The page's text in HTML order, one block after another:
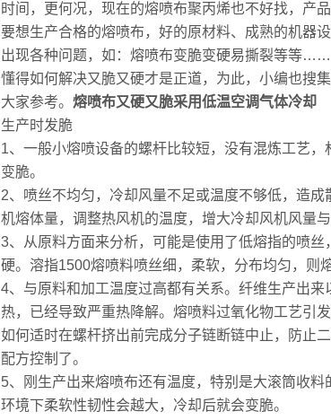
时间，更何况，现在的熔喷布聚丙烯也不好找，产
要想生产合格的熔喷布，好的原材料、成熟的机器
出现各种问题，如：熔喷布变脆变硬易撕裂等等……
懂得如何解决又脆又硬才是正道，为此，小编也搜
大家参考。 熔喷布又硬又脆采用低温空调气体冷却
生产时发脆
1、一般小熔喷设备的螺杆比较短，没有混炼工艺
变脆。
2、喷丝不均匀，冷却风量不足或温度不够低，造
机熔体量，调整热风机的温度，增大冷却风机风量与
3、从原料方面来分析，可能是使用了低熔指的喷
硬。溶指1500熔喷料喷丝细，柔软，分布均匀，则
4、与原料和加工温度过高都有关系。纤维生产出
热，已经导致严重热降解。熔喷料过氧化物工艺引
如何适时在螺杆挤出前完成分子链断链中止，防止
配方控制了。
5、刚生产出来熔喷布还有温度，特别是大滚筒收
环境下柔软性韧性会越大，冷却后就会变脆。